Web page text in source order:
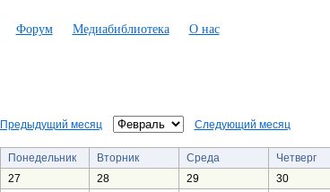
Форум Медиабиблиотека О нас
Предыдущий месяц Следующий месяц
Понедельник Вторник Среда Четверг
27
28 29 30